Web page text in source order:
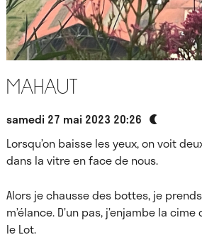
Mahaut
samedi 27 mai 2023 20:26
Lorsqu’on baisse les yeux, on voit
dans la vitre en face de nous.
Alors je chausse des bottes, je
m’élance. D’un pas, j’enjambe la
le Lot.